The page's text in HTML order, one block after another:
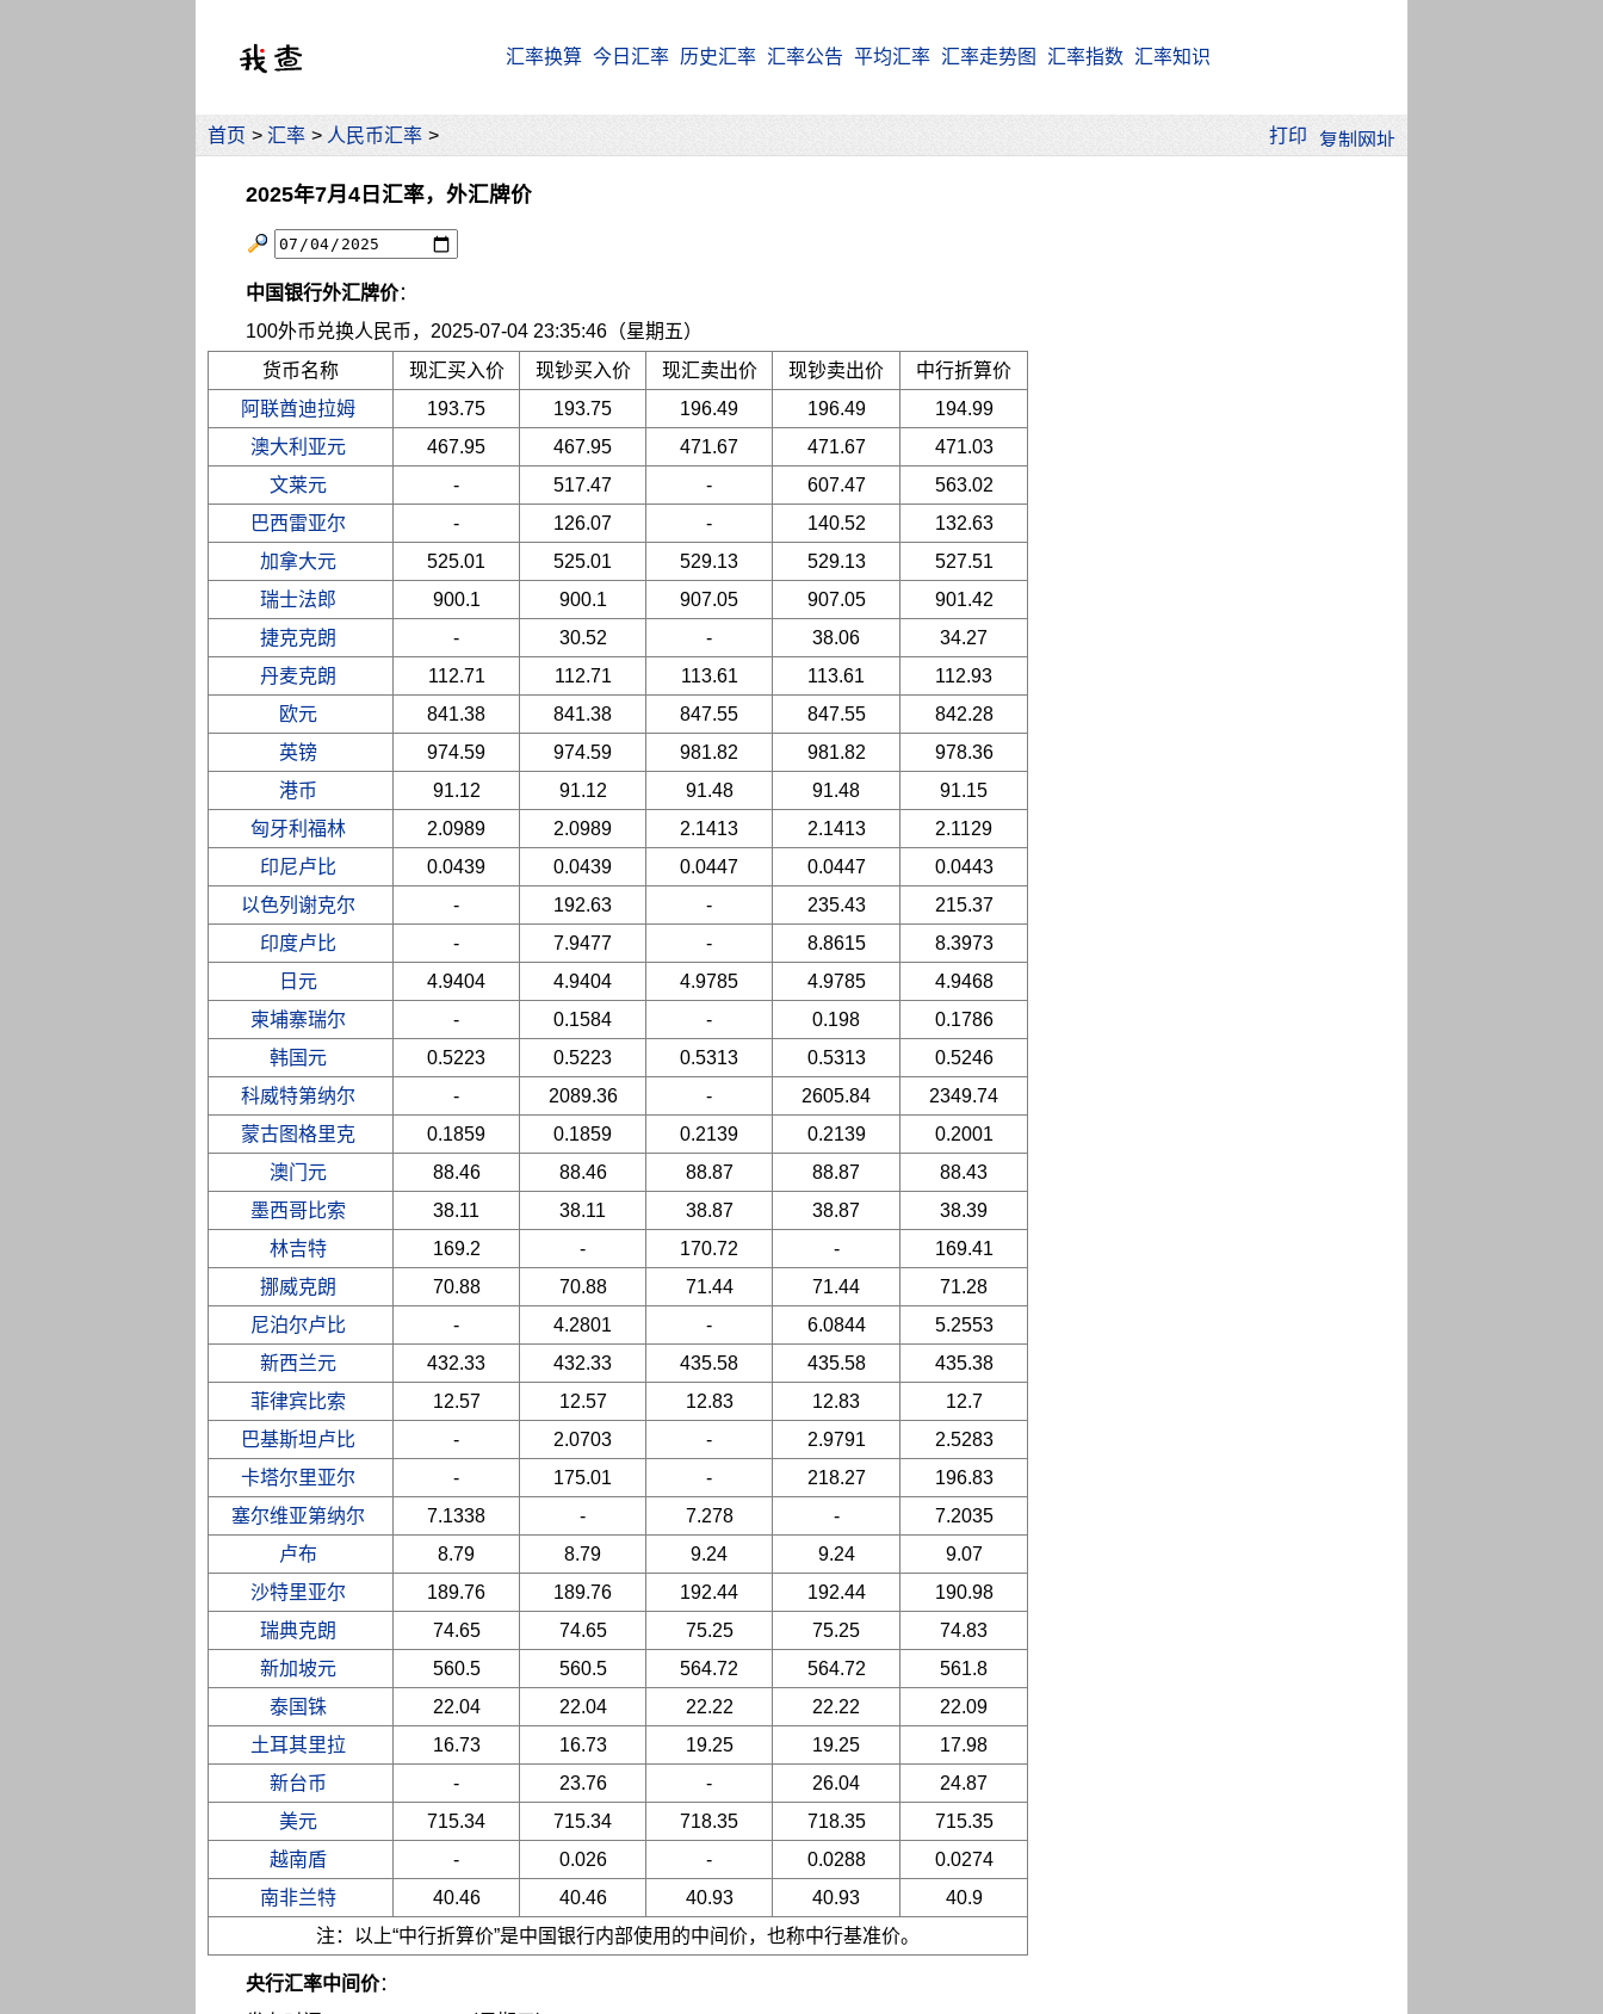
汇率换算 今日汇率 历史汇率 汇率公告 平均汇率 汇率走势图 汇率指数 汇率知识
首页 > 汇率 > 人民币汇率 > 打印
2025年7月4日汇率，外汇牌价
中国银行外汇牌价：
100外币兑换人民币，2025-07-04 23:35:46（星期五）
货币名称
现汇买入价 现钞买入价 现汇卖出价 现钞卖出价
中行折算价
阿联酋迪拉姆
193.75 193.75 196.49 196.49
194.99
澳大利亚元
467.95 467.95 471.67 471.67
471.03
文莱元
- 517.47 - 607.47
563.02
巴西雷亚尔
- 126.07 - 140.52
132.63
加拿大元
525.01 525.01 529.13 529.13
527.51
瑞士法郎
900.1 900.1 907.05 907.05
901.42
捷克克朗
- 30.52 - 38.06
34.27
丹麦克朗
112.71 112.71 113.61 113.61
112.93
欧元
841.38 841.38 847.55 847.55
842.28
英镑
974.59 974.59 981.82 981.82
978.36
港币
91.12 91.12 91.48 91.48
91.15
匈牙利福林
2.0989 2.0989 2.1413 2.1413
2.1129
印尼卢比
0.0439 0.0439 0.0447 0.0447
0.0443
以色列谢克尔
- 192.63 - 235.43
215.37
印度卢比
- 7.9477 - 8.8615
8.3973
日元
4.9404 4.9404 4.9785 4.9785
4.9468
柬埔寨瑞尔
- 0.1584 - 0.198
0.1786
韩国元
0.5223 0.5223 0.5313 0.5313
0.5246
科威特第纳尔
- 2089.36 - 2605.84
2349.74
蒙古图格里克
0.1859 0.1859 0.2139 0.2139
0.2001
澳门元
88.46 88.46 88.87 88.87
88.43
墨西哥比索
38.11 38.11 38.87 38.87
38.39
林吉特
169.2 - 170.72 -
169.41
挪威克朗
70.88 70.88 71.44 71.44
71.28
尼泊尔卢比
- 4.2801 - 6.0844
5.2553
新西兰元
432.33 432.33 435.58 435.58
435.38
菲律宾比索
12.57 12.57 12.83 12.83
12.7
巴基斯坦卢比
- 2.0703 - 2.9791
2.5283
卡塔尔里亚尔
- 175.01 - 218.27
196.83
塞尔维亚第纳尔
7.1338 - 7.278 -
7.2035
卢布
8.79 8.79 9.24 9.24
9.07
沙特里亚尔
189.76 189.76 192.44 192.44
190.98
瑞典克朗
74.65 74.65 75.25 75.25
74.83
新加坡元
560.5 560.5 564.72 564.72
561.8
泰国铢
22.04 22.04 22.22 22.22
22.09
土耳其里拉
16.73 16.73 19.25 19.25
17.98
新台币
- 23.76 - 26.04
24.87
美元
715.34 715.34 718.35 718.35
715.35
越南盾
- 0.026 - 0.0288
0.0274
南非兰特
40.46 40.46 40.93 40.93
40.9
注：以上“中行折算价”是中国银行内部使用的中间价，也称中行基准价。
央行汇率中间价：